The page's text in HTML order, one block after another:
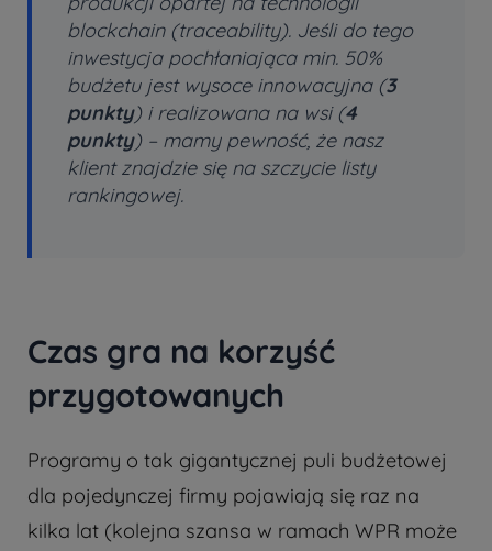
blockchain (traceability). Jeśli do tego
inwestycja pochłaniająca min. 50%
budżetu jest wysoce innowacyjna (3
punkty) i realizowana na wsi (4
punkty) – mamy pewność, że nasz
klient znajdzie się na szczycie listy
rankingowej.
Czas gra na korzyść
przygotowanych
Programy o tak gigantycznej puli budżetowej
dla pojedynczej firmy pojawiają się raz na
kilka lat (kolejna szansa w ramach WPR może